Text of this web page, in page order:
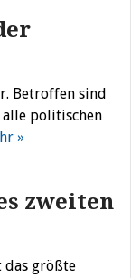
Betroffen sind
politischen
»
zweiten
das größte